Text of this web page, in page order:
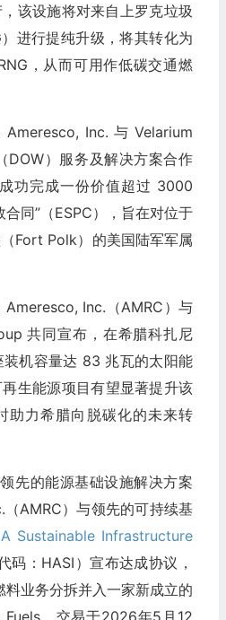
该设施将对来自上罗克垃圾
进行提纯升级，将其转化为
，从而可用作低碳交通燃
Ameresco, Inc. 与 Velarium
DOW）服务及解决方案合作
功完成一份价值超过 3000
同”（ESPC），旨在对位于
Fort Polk）的美国陆军军属
Inc.（AMRC）与
共同宣布，在希腊科扎尼
装机容量达 83 兆瓦的太阳能
生能源项目有望显著提升该
助力希腊向脱碳化的未来转
先的能源基础设施解决方案
AMRC）与领先的可持续基
Sustainable Infrastructure
码：HASI）宣布达成协议，
业务分拆并入一家新成立的
。交易于2026年5月12